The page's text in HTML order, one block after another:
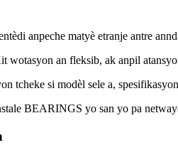
anpeche matyè etranje antre
wotasyon an fleksib, ak anpil
tcheke si modèl sele a,
BEARINGS yo san yo pa